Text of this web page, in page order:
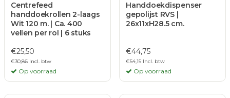
Centrefeed
handdoekrollen 2-laags
Wit 120 m. | Ca. 400
vellen per rol | 6 stuks
€25,50
€30,86 Incl. btw
Op voorraad
Handdoekdispenser
gepolijst RVS |
26x11xH28.5 cm.
€44,75
€54,15 Incl. btw
Op voorraad